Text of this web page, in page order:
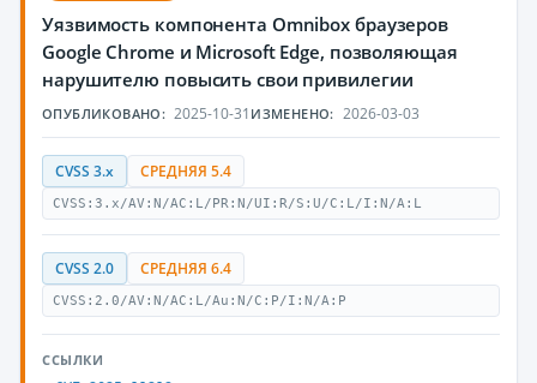
Уязвимость компонента Omnibox браузеров
Google Chrome и Microsoft Edge, позволяющая
нарушителю повысить свои привилегии
ОПУБЛИКОВАНО: 2025-10-31 ИЗМЕНЕНО: 2026-03-03
CVSS 3.x СРЕДНЯЯ 5.4
CVSS:3.x/AV:N/AC:L/PR:N/UI:R/S:U/C:L/I:N/A:L
CVSS 2.0 СРЕДНЯЯ 6.4
CVSS:2.0/AV:N/AC:L/Au:N/C:P/I:N/A:P
ССЫЛКИ